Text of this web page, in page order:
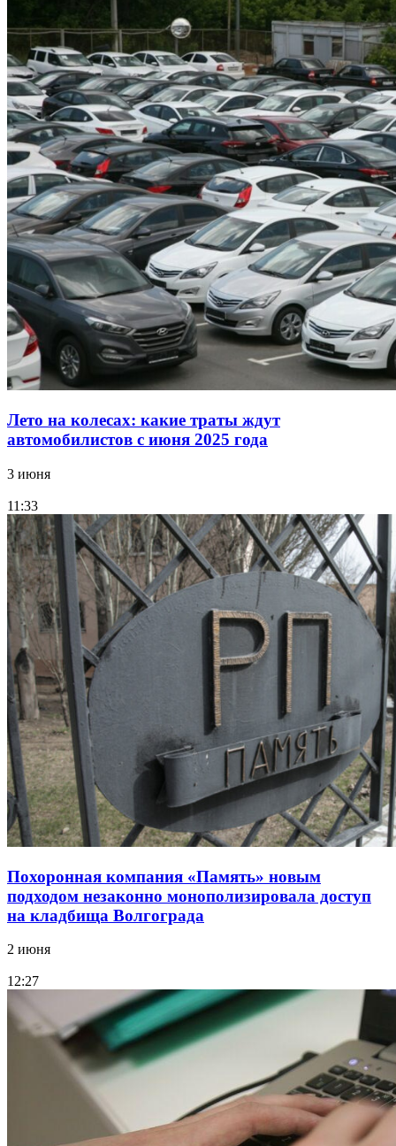
Лето на колесах: какие траты ждут
автомобилистов с июня 2025 года
3 июня
11:33
Похоронная компания «Память» новым
подходом незаконно монополизировала доступ
на кладбища Волгограда
2 июня
12:27